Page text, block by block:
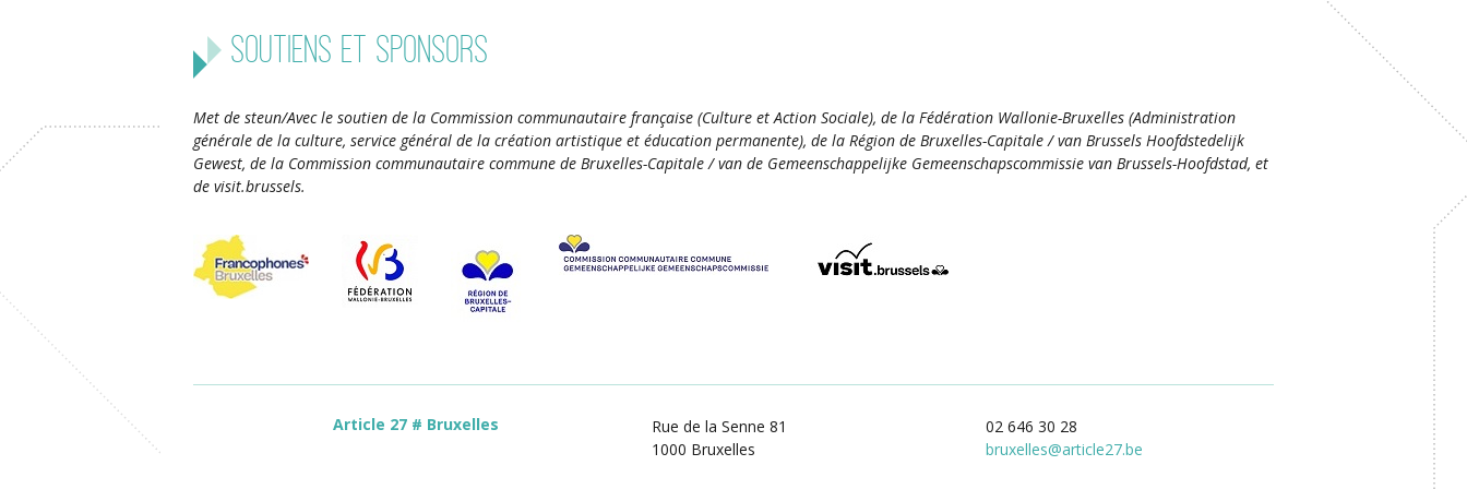
Soutiens et sponsors
Met de steun/Avec le soutien de la Commission communautaire française (Culture et Action Sociale), de la Fédération Wallonie-Bruxelles (Administration
générale de la culture, service général de la création artistique et éducation permanente), de la Région de Bruxelles-Capitale / van Brussels Hoofdstedelijk
Gewest, de la Commission communautaire commune de Bruxelles-Capitale / van de Gemeenschappelijke Gemeenschapscommissie van Brussels-Hoofdstad, et
de visit.brussels.
Article 27 # Bruxelles
Rue de la Senne 81
1000 Bruxelles
02 646 30 28
bruxelles@article27.be